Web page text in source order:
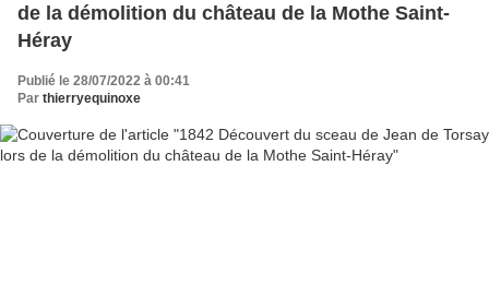
de la démolition du château de la Mothe Saint-
Héray
Publié le 28/07/2022 à 00:41
Par thierryequinoxe